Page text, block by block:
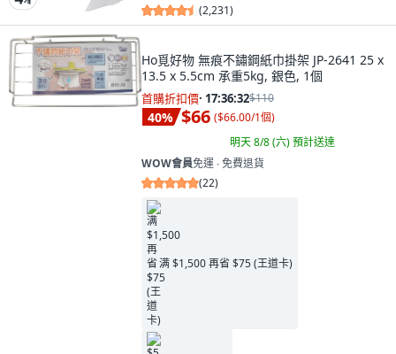
(2,231)
Ho覓好物 無痕不鏽鋼紙巾掛架 JP-2641 25 x
13.5 x 5.5cm 承重5kg, 銀色, 1個
首購折扣價· 17:36:31$110
40% $66 ($66.00/1個)
明天 8/8 (六)預計送達
WOW會員免運 ∙ 免費退貨
(22)
满 $1,500 再省 $75 (王道卡)